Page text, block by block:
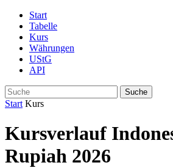
Start
Tabelle
Kurs
Währungen
UStG
API
Suche
Start Kurs
Kursverlauf
Rupiah 2026